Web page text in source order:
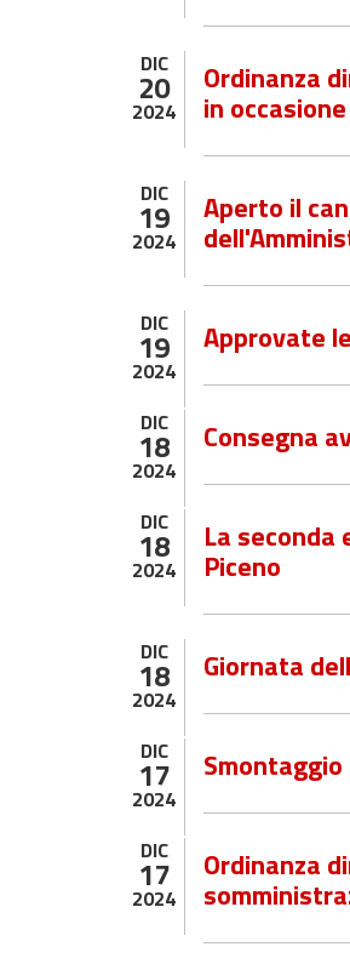
DIC
20
2024
Ordinanza
in
DIC
19
2024
Aperto il
DIC
19
2024
Approvate
DIC
18
2024
Consegna
DIC
18
2024
La seconda
Piceno
DIC
18
2024
Giornata
DIC
17
2024
DIC
17
2024
Ordinanza